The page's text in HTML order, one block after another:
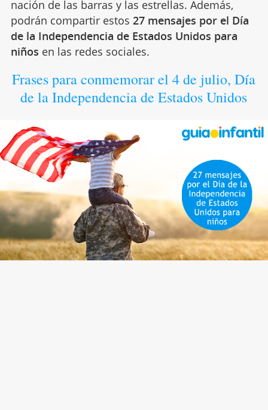
nación de las barras y las estrellas. Además,
podrán compartir estos 27 mensajes por el Día
de la Independencia de Estados Unidos para
niños en las redes sociales.
Frases para conmemorar el 4 de julio, Día
de la Independencia de Estados Unidos